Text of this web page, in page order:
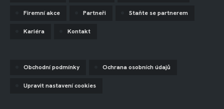
Firemní akce Partneři Staňte se partnerem
Kariéra Kontakt
Obchodní podmínky Ochrana osobních údajů
Upravit nastavení cookies